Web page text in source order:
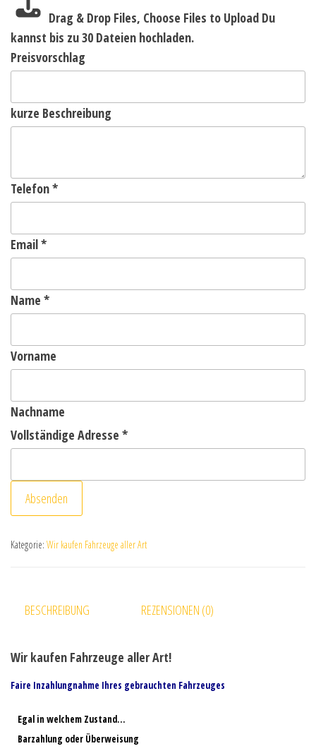
Drag & Drop Files, Choose Files to Upload Du
kannst bis zu 30 Dateien hochladen.
Preisvorschlag
kurze Beschreibung
Telefon*
Email*
Name *
Vorname
Nachname
Vollständige Adresse *
Absenden
Kategorie: Wir kaufen Fahrzeuge aller Art
BESCHREIBUNG REZENSIONEN (0)
Wir kaufen Fahrzeuge aller Art!
Faire Inzahlungnahme Ihres gebrauchten Fahrzeuges
Egal in welchem Zustand…
Barzahlung oder Überweisung